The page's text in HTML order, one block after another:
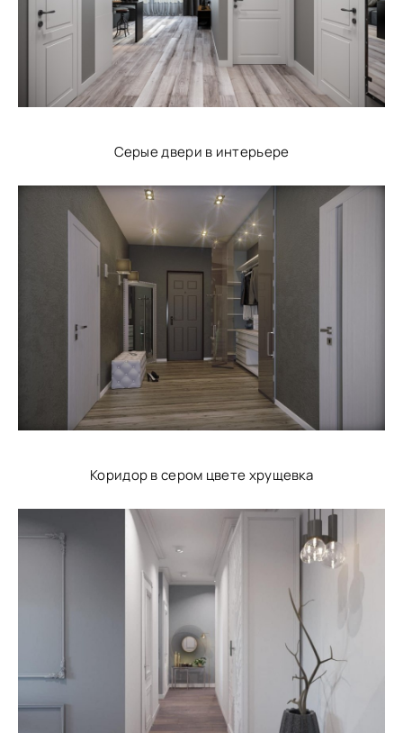
Серые двери в интерьере
Коридор в сером цвете хрущевка